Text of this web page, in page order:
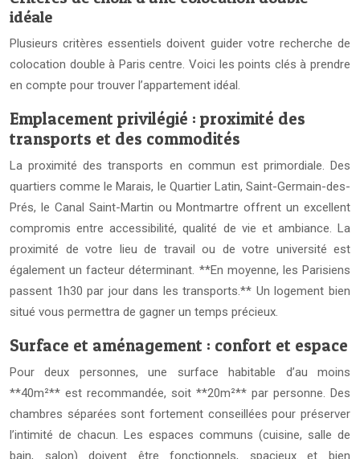
idéale
Plusieurs critères essentiels doivent guider votre recherche de
colocation double à Paris centre. Voici les points clés à prendre
en compte pour trouver l’appartement idéal.
Emplacement privilégié : proximité des
transports et des commodités
La proximité des transports en commun est primordiale. Des
quartiers comme le Marais, le Quartier Latin, Saint-Germain-des-
Prés, le Canal Saint-Martin ou Montmartre offrent un excellent
compromis entre accessibilité, qualité de vie et ambiance. La
proximité de votre lieu de travail ou de votre université est
également un facteur déterminant. **En moyenne, les Parisiens
passent 1h30 par jour dans les transports.** Un logement bien
situé vous permettra de gagner un temps précieux.
Surface et aménagement : confort et espace
Pour deux personnes, une surface habitable d’au moins
**40m²** est recommandée, soit **20m²** par personne. Des
chambres séparées sont fortement conseillées pour préserver
l’intimité de chacun. Les espaces communs (cuisine, salle de
bain, salon) doivent être fonctionnels, spacieux et bien